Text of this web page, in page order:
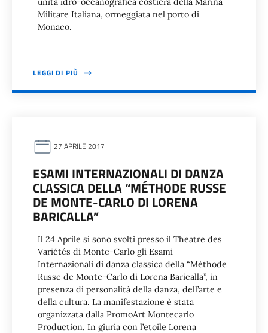
Militare Italiana, ormeggiata nel porto di
Monaco.
LEGGI DI PIÙ
27 APRILE 2017
ESAMI INTERNAZIONALI DI DANZA
CLASSICA DELLA “MÉTHODE RUSSE
DE MONTE-CARLO DI LORENA
BARICALLA”
Il 24 Aprile si sono svolti presso il Theatre des
Variétés di Monte-Carlo gli Esami
Internazionali di danza classica della “Méthode
Russe de Monte-Carlo di Lorena Baricalla”, in
presenza di personalità della danza, dell’arte e
della cultura. La manifestazione è stata
organizzata dalla PromoArt Montecarlo
Production. In giuria con l’etoile Lorena